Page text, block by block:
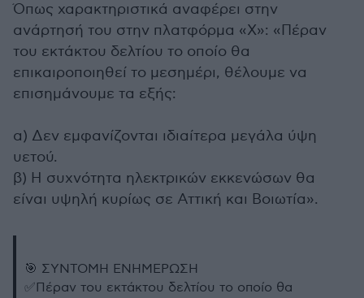
Όπως χαρακτηριστικά αναφέρει στην
ανάρτησή του στην πλατφόρμα «Χ»: «Πέραν
του εκτάκτου δελτίου το οποίο θα
επικαιροποιηθεί το μεσημέρι, θέλουμε να
επισημάνουμε τα εξής:
α) Δεν εμφανίζονται ιδιαίτερα μεγάλα ύψη
υετού.
β) Η συχνότητα ηλεκτρικών εκκενώσων θα
είναι υψηλή κυρίως σε Αττική και Βοιωτία».
🎯 ΣΥΝΤΟΜΗ ΕΝΗΜΕΡΩΣΗ
✅Πέραν του εκτάκτου δελτίου το οποίο θα